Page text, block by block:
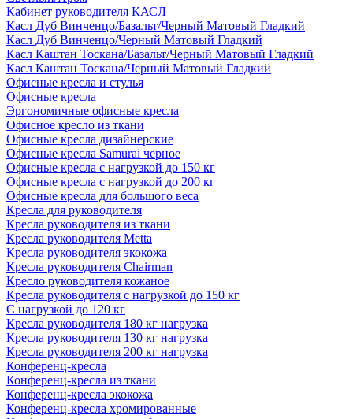
Кабинет руководителя КАСЛ
Касл Дуб Винченцо/Базальт/Черный Матовый Гладкий
Касл Дуб Винченцо/Черный Матовый Гладкий
Касл Каштан Тоскана/Базальт/Черный Матовый Гладкий
Касл Каштан Тоскана/Черный Матовый Гладкий
Офисные кресла и стулья
Офисные кресла
Эргономичные офисные кресла
Офисное кресло из ткани
Офисные кресла дизайнерские
Офисные кресла Samurai черное
Офисные кресла с нагрузкой до 150 кг
Офисные кресла с нагрузкой до 200 кг
Офисные кресла для большого веса
Кресла для руководителя
Кресла руководителя из ткани
Кресла руководителя Metta
Кресла руководителя экокожа
Кресла руководителя Chairman
Кресло руководителя кожаное
Кресла руководителя с нагрузкой до 150 кг
С нагрузкой до 120 кг
Кресла руководителя 180 кг нагрузка
Кресла руководителя 130 кг нагрузка
Кресла руководителя 200 кг нагрузка
Конференц-кресла
Конференц-кресла из ткани
Конференц-кресла экокожа
Конференц-кресла хромированные